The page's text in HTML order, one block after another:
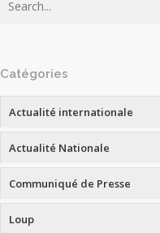
Catégories
Actualité internationale
Actualité Nationale
Communiqué de Presse
Loup